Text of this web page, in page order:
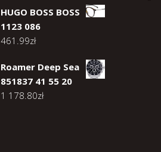
HUGO BOSS BOSS
1123 086
461.99zł
Roamer Deep Sea
851837 41 55 20
1 178.80zł